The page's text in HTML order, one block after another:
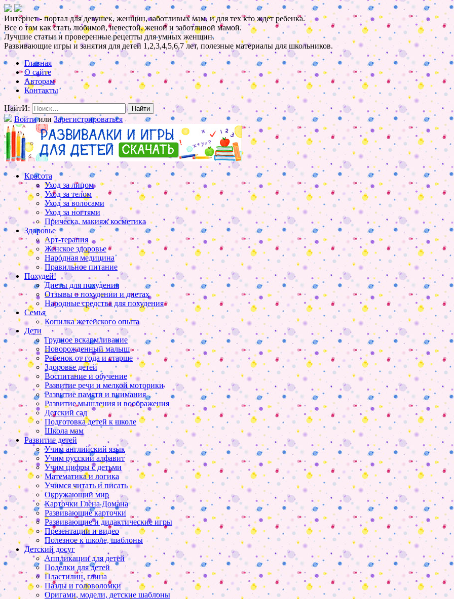
Интернет - портал для девушек, женщин, заботливых мам, и для тех кто ждет ребенка.
Все о том как стать любимой, невестой, женой и заботливой мамой.
Лучшие статьи и проверенные рецепты для умных женщин.
Развивающие игры и занятия для детей 1,2,3,4,5,6,7 лет, полезные материалы для школьников.
Главная
О сайте
Авторам
Контакты
НайтИ:
Войтиили Зарегистрироваться
Красота
Уход за лицом
Уход за телом
Уход за волосами
Уход за ногтями
Прическа, макияж косметика
Здоровье
Арт-терапия
Женское здоровье
Народная медицина
Правильное питание
Похудей!
Диеты для похудения
Отзывы о похудении и диетах
Народные средства для похудения
Семья
Копилка жетейского опыта
Дети
Грудное вскармливание
Новорожденный малыш
Ребенок от года и старше
Здоровье детей
Воспитание и обучение
Развитие речи и мелкой моторики
Развитие памяти и внимания
Развитие мышления и воображения
Детский сад
Подготовка детей к школе
Школа мам
Развитие детей
Учим английский язык
Учим русский алфавит
Учим цифры с детьми
Математика и логика
Учимся читать и писать
Окружающий мир
Карточки Глена Домана
Развивающие карточки
Развивающие и дидактические игры
Презентации и видео
Полезное к школе, шаблоны
Детский досуг
Аппликации для детей
Поделки для детей
Пластилин, глина
Пазлы и головоломки
Оригами, модели, детские шаблоны